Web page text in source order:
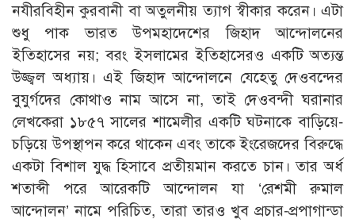
নযীরবিহীন কুরবানী বা অতুলনীয় ত্যাগ স্বীকার করেন। এটা
শুধু পাক ভারত উপমহাদেশের জিহাদ আন্দোলনের
ইতিহাসের নয়; বরং ইসলামের ইতিহাসেরও একটি অত্যন্ত
উজ্জ্বল অধ্যায়। এই জিহাদ আন্দোলনে যেহেতু দেওবন্দের
বুযুর্গদের কোথাও নাম আসে না, তাই দেওবন্দী ঘরানার
লেখকেরা ১৮৫৭ সালের শামেলীর একটি ঘটনাকে বাড়িয়ে-
চড়িয়ে উপস্থাপন করে থাকেন এবং তাকে ইংরেজদের বিরুদ্ধে
একটা বিশাল যুদ্ধ হিসাবে প্রতীয়মান করতে চান। তার অর্ধ
শতাব্দী পরে আরেকটি আন্দোলন যা ‘রেশমী রুমাল
আন্দোলন’ নামে পরিচিত, তারা তারও খুব প্রচার-প্রপাগান্ডা